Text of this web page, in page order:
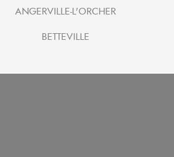
ANGERVILLE-L'ORCHER
BETTEVILLE